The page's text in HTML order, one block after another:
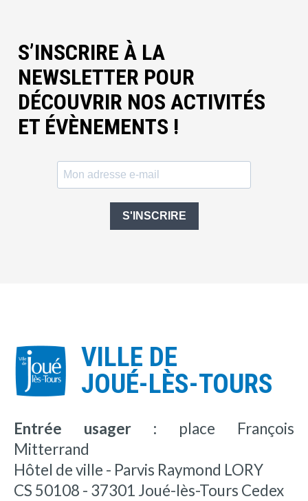
S’INSCRIRE À LA
NEWSLETTER POUR
DÉCOUVRIR NOS ACTIVITÉS
ET ÉVÈNEMENTS !
S'INSCRIRE
VILLE DE
JOUÉ-LÈS-TOURS
Entrée usager : place François
Mitterrand
Hôtel de ville - Parvis Raymond LORY
CS 50108 - 37301 Joué-lès-Tours Cedex